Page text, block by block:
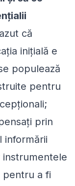
că
inițială e
populează
pentru
prin
informării
pentru a fi